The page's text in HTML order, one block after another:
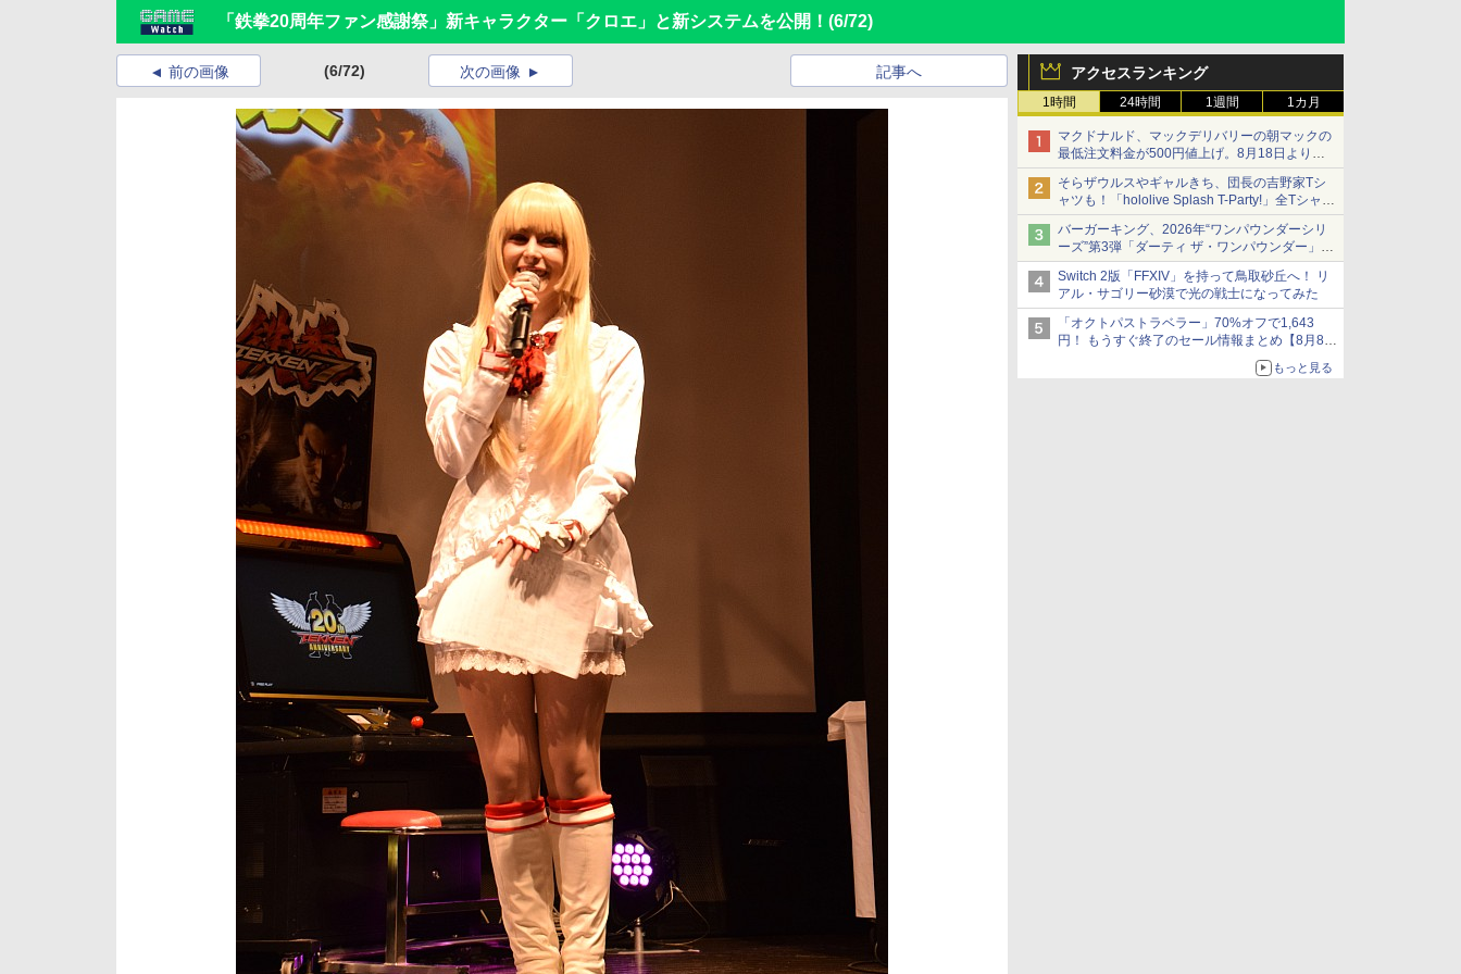
「鉄拳20周年ファン感謝祭」新キャラクター「クロエ」と新システムを公開！ (6/72)
アクセスランキング
1時間 24時間 1週間 1カ月
マクドナルド、マックデリバリーの朝マックの
最低注文料金が500円値上げ。8月18日より
1,500円から受付
そらザウルスやギャルきち、団長の吉野家Tシ
ャツも！「hololive Splash T-Party!」全Tシャツ
ラインナップ公開＆オンライン販売開始
バーガーキング、2026年“ワンパウンダーシリ
ーズ”第3弾「ダーティ ザ・ワンパウンダー」を
8月7日発売
「特製ガーリックマヨソース」を使用した超大
型チーズバーガー
Switch 2版「FFXIV」を持って鳥取砂丘へ！ リ
アル・サゴリー砂漠で光の戦士になってみた
「オクトパストラベラー」70%オフで1,643
円！ もうすぐ終了のセール情報まとめ【8月8日
ニンテンドーeショップでは「大神 絶景版」が
もっと見る
前の画像 (6/72) 記事へ
次の画像